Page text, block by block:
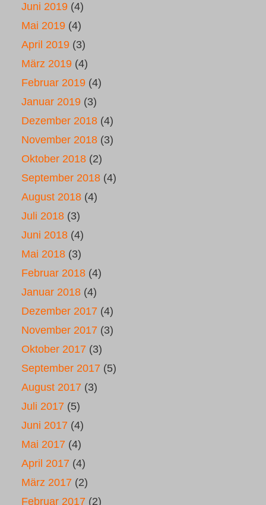
Juni 2019 (4)
Mai 2019 (4)
April 2019 (3)
März 2019 (4)
Februar 2019 (4)
Januar 2019 (3)
Dezember 2018 (4)
November 2018 (3)
Oktober 2018 (2)
September 2018 (4)
August 2018 (4)
Juli 2018 (3)
Juni 2018 (4)
Mai 2018 (3)
Februar 2018 (4)
Januar 2018 (4)
Dezember 2017 (4)
November 2017 (3)
Oktober 2017 (3)
September 2017 (5)
August 2017 (3)
Juli 2017 (5)
Juni 2017 (4)
Mai 2017 (4)
April 2017 (4)
März 2017 (2)
Februar 2017 (2)